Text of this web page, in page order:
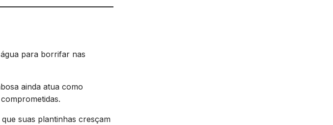
para borrifar nas
ainda atua como
suas plantinhas cresçam